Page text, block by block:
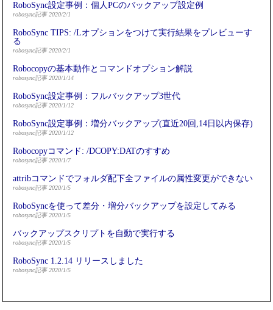
RoboSync設定事例：個人PCのバックアップ設定例
robosync記事 2020/2/1
RoboSync TIPS: /Lオプションをつけて実行結果をプレビューす
る
robosync記事 2020/2/1
Robocopyの基本動作とコマンドオプション解説
robosync記事 2020/1/14
RoboSync設定事例：フルバックアップ3世代
robosync記事 2020/1/12
RoboSync設定事例：増分バックアップ(直近20回,14日以内保存)
robosync記事 2020/1/12
Robocopyコマンド: /DCOPY:DATのすすめ
robosync記事 2020/1/7
attribコマンドでフォルダ配下全ファイルの属性変更ができない
robosync記事 2020/1/5
RoboSyncを使って差分・増分バックアップを設定してみる
robosync記事 2020/1/5
バックアップスクリプトを自動で実行する
robosync記事 2020/1/5
RoboSync 1.2.14 リリースしました
robosync記事 2020/1/5